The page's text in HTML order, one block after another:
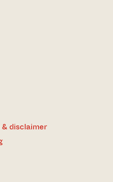
disclaimer